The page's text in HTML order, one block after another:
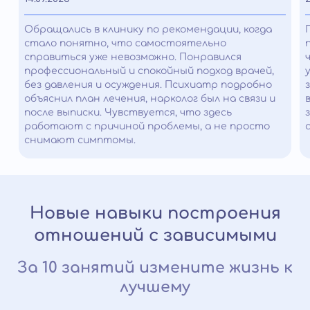
Обращались в клинику по рекомендации, когда
стало понятно, что самостоятельно
справиться уже невозможно. Понравился
профессиональный и спокойный подход врачей,
без давления и осуждения. Психиатр подробно
объяснил план лечения, нарколог был на связи и
после выписки. Чувствуется, что здесь
работают с причиной проблемы, а не просто
снимают симптомы.
Новые навыки построения
отношений с зависимыми
За 10 занятий измените жизнь к
лучшему